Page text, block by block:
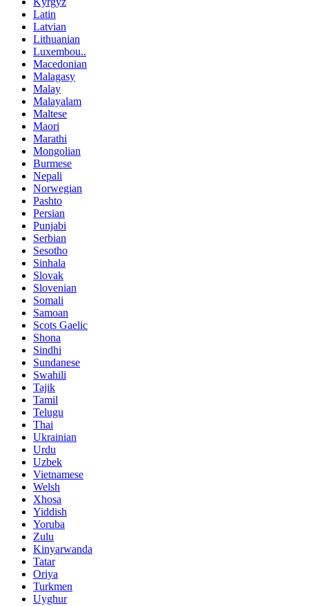
Latin
Latvian
Lithuanian
Luxembou..
Macedonian
Malagasy
Malay
Malayalam
Maltese
Maori
Marathi
Mongolian
Burmese
Nepali
Norwegian
Pashto
Persian
Punjabi
Serbian
Sesotho
Sinhala
Slovak
Slovenian
Somali
Samoan
Scots Gaelic
Shona
Sindhi
Sundanese
Swahili
Tajik
Tamil
Telugu
Thai
Ukrainian
Urdu
Uzbek
Vietnamese
Welsh
Xhosa
Yiddish
Yoruba
Zulu
Kinyarwanda
Tatar
Oriya
Turkmen
Uyghur